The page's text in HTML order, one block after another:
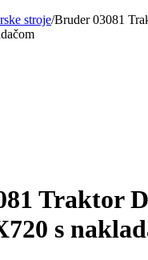
stroje/Bruder 03081
Traktor
s